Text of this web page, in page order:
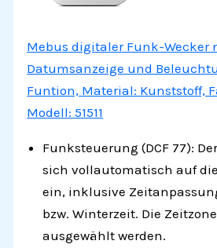
Mebus digitaler Funk-Wecker
Datumsanzeige und
Funtion, Material: Kunststoff,
Modell: 51511
Funksteuerung (DCF 77):
sich vollautomatisch auf
ein, inklusive
bzw. Winterzeit. Die
ausgewählt werden.